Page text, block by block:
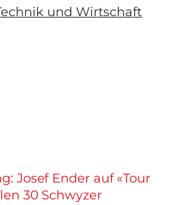
und Wirtschaft
Josef Ender auf «Tour
30 Schwyzer